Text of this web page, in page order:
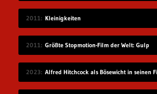
2011 Kleinigkeiten
2011 Größte Stopmotion-Film der Welt: Gulp
2023